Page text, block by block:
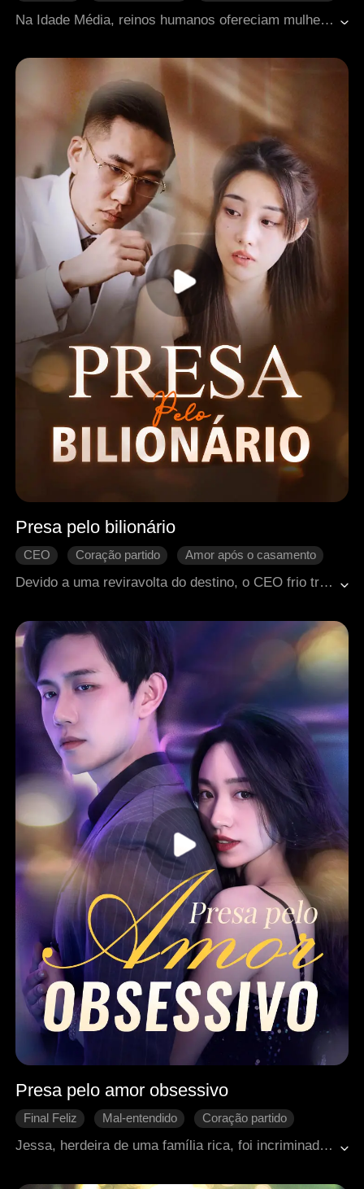
Contra-ataque
Na Idade Média, reinos humanos ofereciam mulheres como tributo aos Urekai. Disfarçada de príncipe desde a infância, a Princesa Emeriel se entrega como escrava para salvar a irmã e descobre ser uma rara "Sereia", criatura mítica capaz de seduzir e enlouquecer. Escolhida pelo Grande Rei das Feras, ela é arrastada para um mundo de desejo, segredos e laços de alma dos quais talvez nunca consiga escapar.
Presa pelo bilionário
CEO Coração partido Amor após o casamento
Devido a uma reviravolta do destino, o CEO frio tratava a mulher errada como sua salvadora, mas permanecia impiedoso com a mulher certa. Quando a verdade veio à tona, o que ele iria fazer para compensar seu erro?
Presa pelo amor obsessivo
Final Feliz Mal-entendido
Coração partido
Jessa, herdeira de uma família rica, foi incriminada e presa injustamente. E mesmo depois de ser libertada, ela continuava sendo alvo da tortura de Ethan. Eles se amavam, mas não podiam deixar de brigar. Com o passar do tempo, Ethan gradualmente descobriu a verdade e se arrependeu de suas ações. Mas será que eles ainda conseguiriam consertar tudo? Ou esse relacionamento tóxico chegaria ao fim?